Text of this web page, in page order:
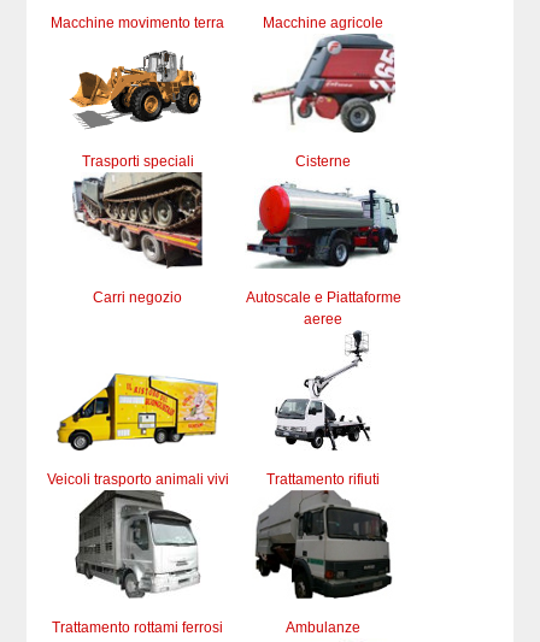
Macchine movimento terra Macchine agricole
Trasporti speciali Cisterne
Carri negozio
Autoscale e Piattaforme
aeree
Veicoli trasporto animali vivi Trattamento rifiuti
Trattamento rottami ferrosi Ambulanze